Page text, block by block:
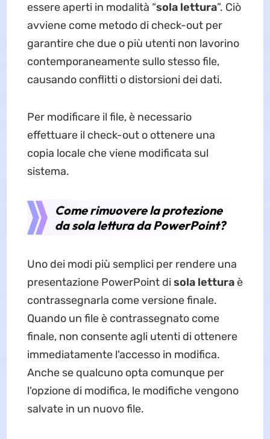
essere aperti in modalità “sola lettura”. Ciò
avviene come metodo di check-out per
garantire che due o più utenti non lavorino
contemporaneamente sullo stesso file,
causando conflitti o distorsioni dei dati.
Per modificare il file, è necessario
effettuare il check-out o ottenere una
copia locale che viene modificata sul
sistema.
Come rimuovere la protezione
da sola lettura da PowerPoint?
Uno dei modi più semplici per rendere una
presentazione PowerPoint disola lettura è
contrassegnarla come versione finale.
Quando un file è contrassegnato come
finale, non consente agli utenti di ottenere
immediatamente l'accesso in modifica.
Anche se qualcuno opta comunque per
l'opzione di modifica, le modifiche vengono
salvate in un nuovo file.